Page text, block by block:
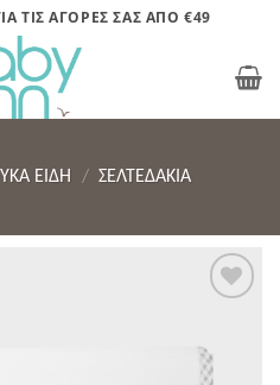
ΤΙΣ ΑΓΟΡΕΣ ΣΑΣ ΑΠΟ €49
ΕΙΔΗ / ΣΕΛΤΕΔΆΚΙΑ
επιθυμητών